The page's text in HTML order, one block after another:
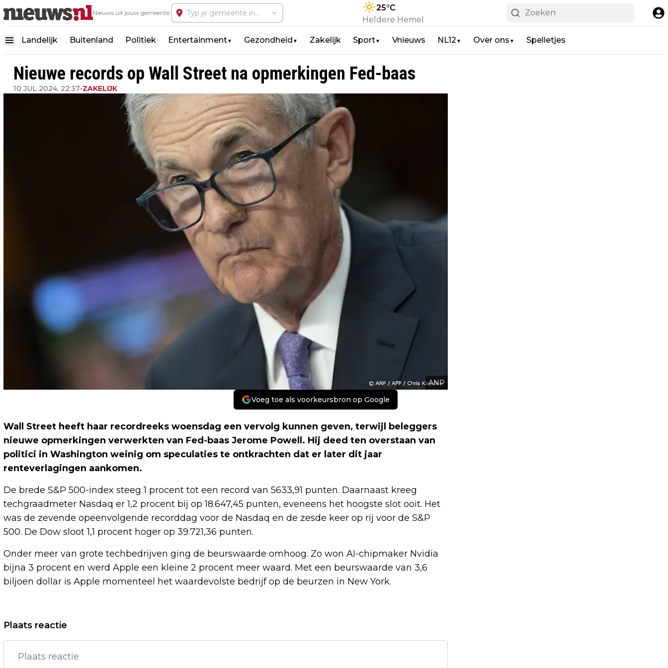
Nieuws uit jouw gemeente:
25°C
Heldere Hemel
Landelijk Buitenland Politiek Entertainment▼ Gezondheid ▼ Zakelijk Sport▼ Vnieuws NL12 ▼ Over ons ▼ Spelletjes
Nieuwe records op Wall Street na opmerkingen Fed-baas
10 JUL 2024, 22:37•ZAKELIJK
ANP
Voeg toe als voorkeursbron op Google
Wall Street heeft haar recordreeks woensdag een vervolg kunnen geven, terwijl beleggers
nieuwe opmerkingen verwerkten van Fed-baas Jerome Powell. Hij deed ten overstaan van
politici in Washington weinig om speculaties te ontkrachten dat er later dit jaar
renteverlagingen aankomen.
De brede S&P 500-index steeg 1 procent tot een record van 5633,91 punten. Daarnaast kreeg
techgraadmeter Nasdaq er 1,2 procent bij op 18.647,45 punten, eveneens het hoogste slot ooit. Het
was de zevende opeenvolgende recorddag voor de Nasdaq en de zesde keer op rij voor de S&P
500. De Dow sloot 1,1 procent hoger op 39.721,36 punten.
Onder meer van grote techbedrijven ging de beurswaarde omhoog. Zo won AI-chipmaker Nvidia
bijna 3 procent en werd Apple een kleine 2 procent meer waard. Met een beurswaarde van 3,6
biljoen dollar is Apple momenteel het waardevolste bedrijf op de beurzen in New York.
Vorig artikel
CNN KOMT MET BETAALDE
STREAMINGDIENST EN SCHRAPT BANEN
TELEURSTELLING EN BOEGEROEP IN
Plaats reactie